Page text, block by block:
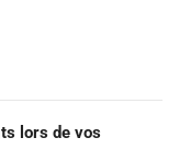
lors de vos